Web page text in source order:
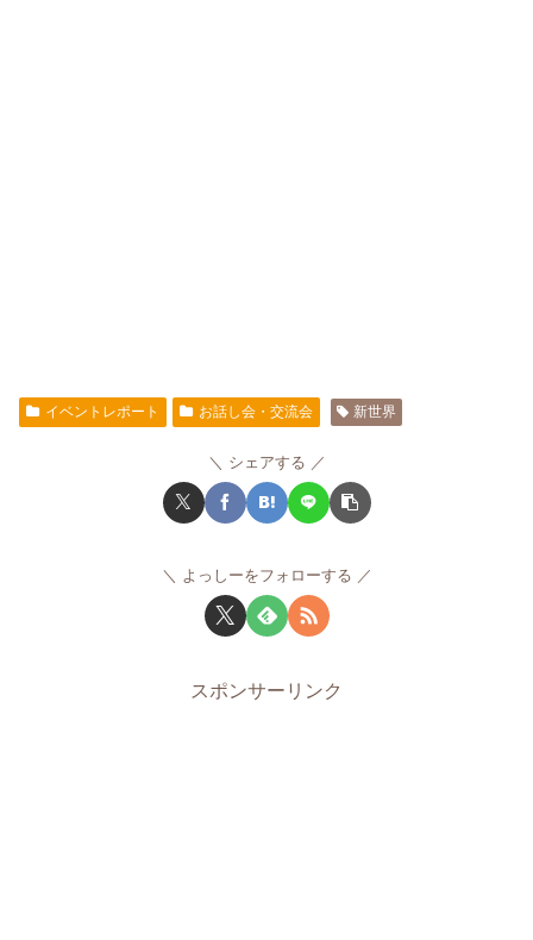
イベントレポート お話し会・交流会 新世界
シェアする
よっしーをフォローする
スポンサーリンク